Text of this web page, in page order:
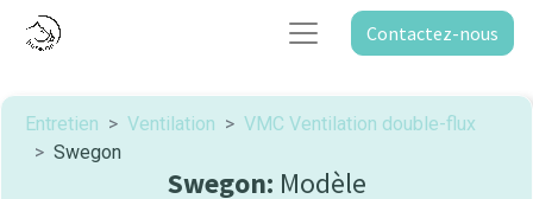
Contactez-nous
Entretien Ventilation
VMC Ventilation double-flux
Swegon
Swegon: Modèle